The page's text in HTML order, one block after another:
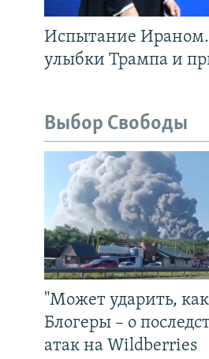
Испытание
улыбки Трампа и
Выбор Свободы
"Может ударить,
Блогеры – о
атак на Wildberries